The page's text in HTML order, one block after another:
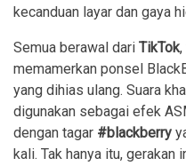
kecanduan layar dan gaya
Semua berawal dari TikTok
memamerkan ponsel
yang dihias ulang. Suara
digunakan sebagai efek
dengan tagar #blackberry
kali. Tak hanya itu, gerakan